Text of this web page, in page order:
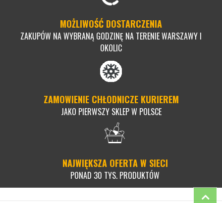
MOŻLIWOŚĆ DOSTARCZENIA
ZAKUPÓW NA WYBRANĄ GODZINĘ NA TERENIE WARSZAWY I
OKOLIC
ZAMOWIENIE CHŁODNICZE KURIEREM
JAKO PIERWSZY SKLEP W POLSCE
NAJWIĘKSZA OFERTA W SIECI
PONAD 30 TYS. PRODUKTÓW